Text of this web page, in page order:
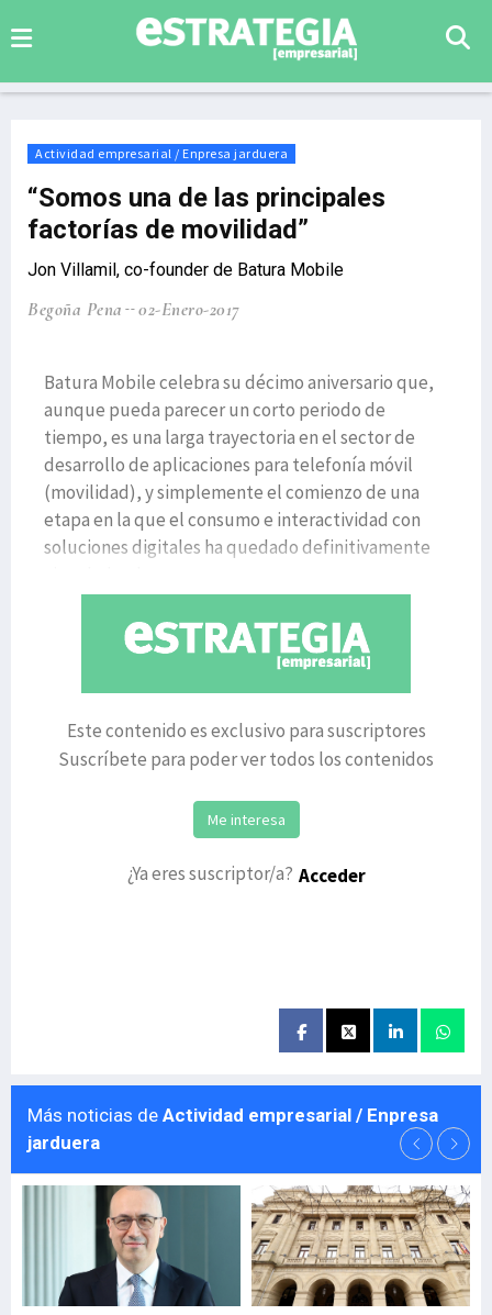
Actividad empresarial / Enpresa jarduera
“Somos una de las principales
factorías de movilidad”
Jon Villamil, co-founder de Batura Mobile
Begoña Pena 02-Enero-2017
Batura Mobile celebra su décimo aniversario que,
aunque pueda parecer un corto periodo de
tiempo, es una larga trayectoria en el sector de
desarrollo de aplicaciones para telefonía móvil
(movilidad), y simplemente el comienzo de una
etapa en la que el consumo e interactividad con
soluciones digitales ha quedado definitivamente
Este contenido es exclusivo para suscriptores
Suscríbete para poder ver todos los contenidos
Me interesa
¿Ya eres suscriptor/a? Acceder
Más noticias de Actividad empresarial / Enpresa
jarduera